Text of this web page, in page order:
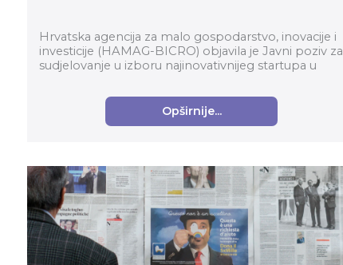
Hrvatska agencija za malo gospodarstvo, inovacije i
investicije (HAMAG-BICRO) objavila je Javni poziv za
sudjelovanje u izboru najinovativnijeg startupa u
Opširnije...